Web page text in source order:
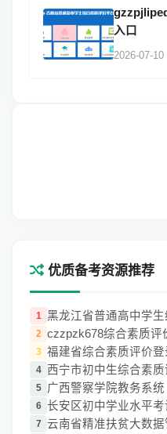
入口
2026-07-10
优质备考资源推荐
1 黑龙江省普通高中学
2 czzpzk678综合素质评
3 福建省综合素质评价
4 西宁市初中生综合素
5 广西警察学院教务系统
6 长安区初中学业水平
7 云南省精准扶贫大数